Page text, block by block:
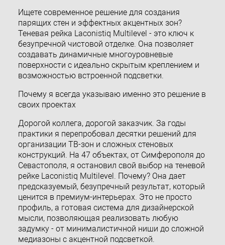
Ищете современное решение для создания
парящих стен и эффектных акцентных зон?
Теневая рейка Laconistiq Multilevel - это ключ к
безупречной чистовой отделке. Она позволяет
создавать динамичные многоуровневые
поверхности с идеально скрытым креплением и
возможностью встроенной подсветки.
Почему я всегда указываю именно это решение в
своих проектах
Дорогой коллега, дорогой заказчик. За годы
практики я перепробовал десятки решений для
организации ТВ-зон и сложных стеновых
конструкций. На 47 объектах, от Симферополя до
Севастополя, я остановил свой выбор на теневой
рейке Laconistiq Multilevel. Почему? Она дает
предсказуемый, безупречный результат, который
ценится в премиум-интерьерах. Это не просто
профиль, а готовая система для дизайнерской
мысли, позволяющая реализовать любую
задумку - от минималистичной ниши до сложной
медиазоны с акцентной подсветкой.